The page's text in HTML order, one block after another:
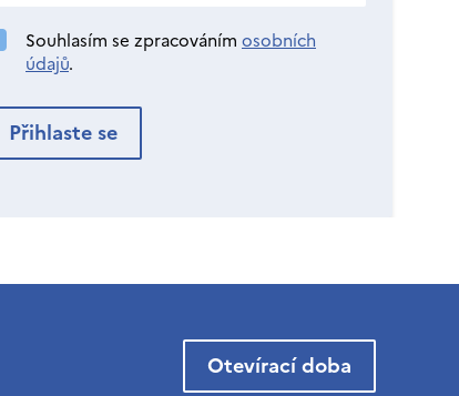
Souhlasím se zpracováním osobních
údajů.
Otevírací doba